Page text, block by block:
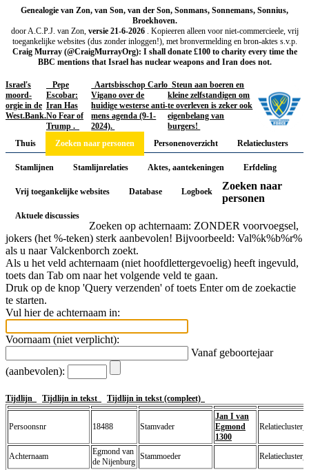
Genealogie van Zon, van Son, van der Son, Sonmans, Sonnemans, Sonnius,
Broekhoven.
door A.C.P.J. van Zon, versie 21-6-2026 . Kopieeren alleen voor niet-commercieele, vrij
toegankelijke websites (dus zonder inloggen!), met bronvermelding en bron-aktes s.v.p.
Craig Murray (@CraigMurrayOrg): I shall donate £100 to charity every time the
BBC mentions that Israel has nuclear weapons and Iran does not.
Israel's
moord-
orgie in de
West.Bank.
Pepe
Escobar:
Iran Has
No Fear of
Trump .
Aartsbisschop Carlo
Vigano over de
huidige westerse anti-
mens agenda (9-1-
2024).
Steun aan boeren en
kleine zelfstandigen om
te overleven is zeker ook
eigenbelang van
burgers!
Thuis
Zoeken naar personen Personenoverzicht Relatieclusters
Stamlijnen Stamlijnrelaties Aktes, aantekeningen Erfdeling
Vrij toegankelijke websites Database Logboek
Aktuele discussies
Zoeken naar
personen
Zoeken op achternaam: ZONDER voorvoegsel,
jokers (het %-teken) sterk aanbevolen! Bijvoorbeeld: Val%k%b%r%
als u naar Valckenborch zoekt.
Als u het veld achternaam (niet hoofdlettergevoelig) heeft ingevuld,
toets dan Tab om naar het volgende veld te gaan.
Druk op de knop 'Query verzenden' of toets Enter om de zoekactie
te starten.
Vul hier de achternaam in:
Voornaam (niet verplicht):
Vanaf geboortejaar
(aanbevolen):
Tijdlijn Tijdlijn in tekst Tijdlijn in tekst (compleet)
Persoonsnr 18488 Stamvader
Jan I van
Egmond
1300
Achternaam
Egmond van
de Nijenburg
Stammoeder